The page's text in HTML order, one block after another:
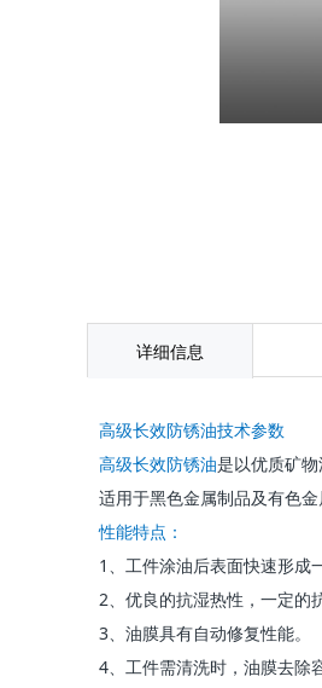
详细信息
高级长效防锈油技术参数
高级长效防锈油是以优质矿
适用于黑色金属制品及有色金
性能特点：
1、工件涂油后表面快速形成
2、优良的抗湿热性，一定的
3、油膜具有自动修复性能。
4、工件需清洗时，油膜去除